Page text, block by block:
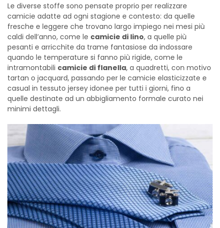
Le diverse stoffe sono pensate proprio per realizzare
camicie adatte ad ogni stagione e contesto: da quelle
fresche e leggere che trovano largo impiego nei mesi più
caldi dell’anno, come le camicie di lino, a quelle più
pesanti e arricchite da trame fantasiose da indossare
quando le temperature si fanno più rigide, come le
intramontabili camicie di flanella, a quadretti, con motivo
tartan o jacquard, passando per le camicie elasticizzate e
casual in tessuto jersey idonee per tutti i giorni, fino a
quelle destinate ad un abbigliamento formale curato nei
minimi dettagli.